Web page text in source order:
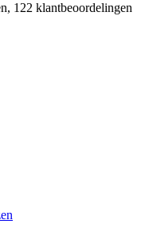
122 klantbeoordelingen